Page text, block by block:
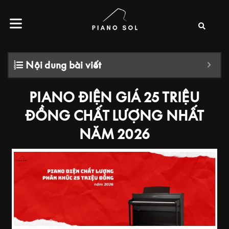
Nội dung bài viết
PIANO ĐIỆN GIÁ 25 TRIỆU
ĐỒNG CHẤT LƯỢNG NHẤT
NĂM 2026